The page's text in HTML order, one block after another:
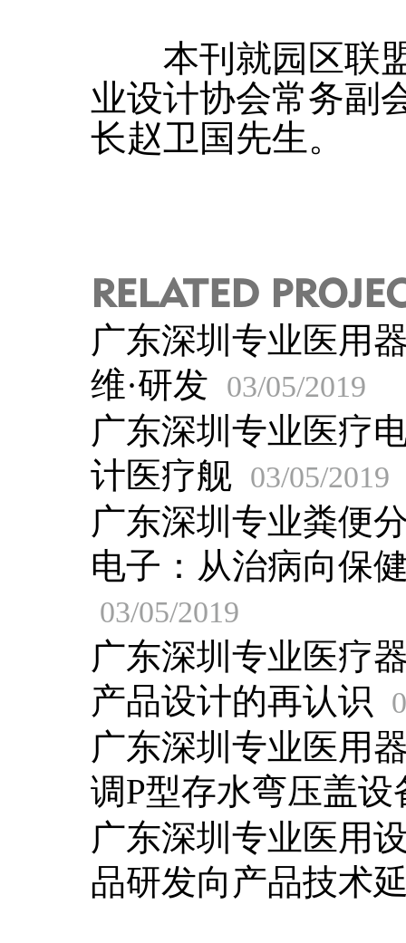
本刊就园区联盟
业设计协会常务副
长赵卫国先生。
RELATED
广东深圳专业医用
维·研发 03/05/2019
广东深圳专业医疗
计医疗舰 03/05/2019
广东深圳专业粪便
电子：从治病向保
03/05/2019
广东深圳专业医疗
产品设计的再认识
广东深圳专业医用
调P型存水弯压盖
广东深圳专业医用
品研发向产品技术